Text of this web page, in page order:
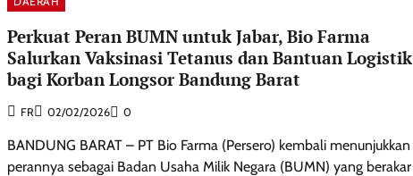
Perkuat Peran BUMN untuk Jabar, Bio Farma
Salurkan Vaksinasi Tetanus dan Bantuan Logistik
bagi Korban Longsor Bandung Barat
FR 02/02/2026 0
BANDUNG BARAT – PT Bio Farma (Persero) kembali menunjukkan
perannya sebagai Badan Usaha Milik Negara (BUMN) yang berakar